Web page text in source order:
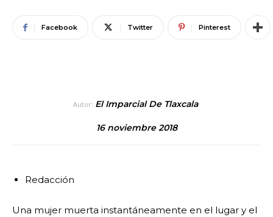
Facebook Twitter Pinterest
Autor: El Imparcial De Tlaxcala
16 noviembre 2018
Redacción
Una mujer muerta instantáneamente en el lugar y el